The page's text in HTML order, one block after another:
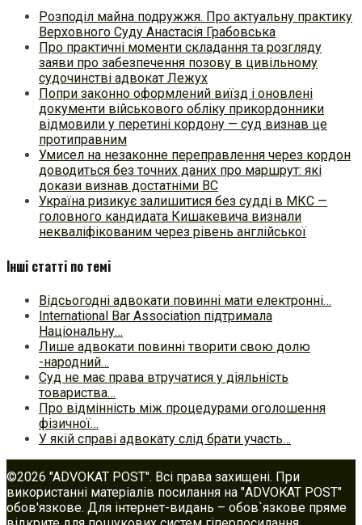
Розподіл майна подружжя. Про актуальну практику
Верховного Суду Анастасія Грабовська
Про практичні моменти складання та розгляду
заяви про забезпечення позову в цивільному
судочинстві адвокат Лежух
Попри законно оформлений виїзд і оновлені
документи військового обліку прикордонники
відмовили у перетині кордону — суд визнав це
протиправним
Умисел на незаконне переправлення через кордон
доводиться без точних даних про маршрут: які
докази визнав достатніми ВС
Україна ризикує залишитися без судді в МКС —
головного кандидата Кишакевича визнали
некваліфікованим через рівень англійської
Інші статті по темі
Відсьогодні адвокати повинні мати електронні…
International Bar Association підтримала
Національну…
Лише адвокати повинні творити свою долю
-народний…
Cуд не має права втручатися у діяльність
товариства…
Про відмінність між процедурами оголошення
фізичної…
У якій справі адвокату слід брати участь…
©2026 "ADVOKAT POST". Всі права захищені. При
використанні матеріалів посилання на "ADVOKAT POST"
обов'язкове. Для інтернет-видань – обов`язкове пряме